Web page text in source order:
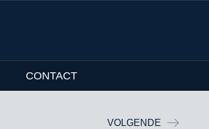
CONTACT
VOLGENDE